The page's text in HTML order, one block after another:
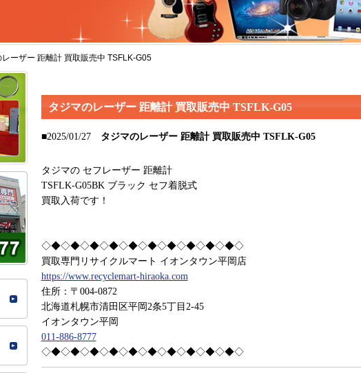
レーザー 距離計 買取販売中 TSFLK-G05
タジマのレーザー 距離計 買取販売中 TSFLK-G05
■2025/01/27 タジマのレーザー 距離計 買取販売中 TSFLK-G05
タジマの セフレーザー 距離計
TSFLK-G05BK ブラック セフ着脱式
買取入荷です！
◇◆◇◆◇◆◇◆◇◆◇◆◇◆◇◆◇◆◇◆◇
買取専門リサイクルマート イオンタウン平岡店
https://www.recyclemart-hiraoka.com
住所：〒004-0872
北海道札幌市清田区平岡2条5丁目2-45
イオンタウン平岡
011-886-8777
◇◆◇◆◇◆◇◆◇◆◇◆◇◆◇◆◇◆◇◆◇